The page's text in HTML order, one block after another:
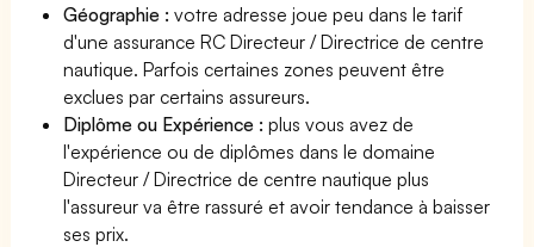
Géographie :votre adresse joue peu dans le tarif
d'une assurance RC Directeur / Directrice de centre
nautique. Parfois certaines zones peuvent être
exclues par certains assureurs.
Diplôme ou Expérience :plus vous avez de
l'expérience ou de diplômes dans le domaine
Directeur / Directrice de centre nautique plus
l'assureur va être rassuré et avoir tendance à baisser
ses prix.